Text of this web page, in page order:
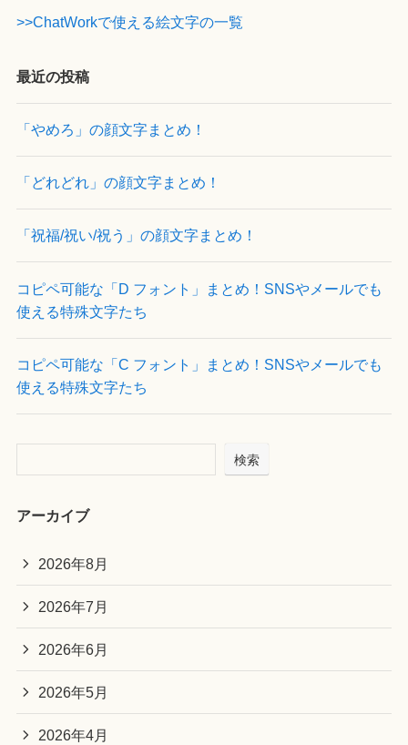
>>ChatWorkで使える絵文字の一覧
最近の投稿
「やめろ」の顔文字まとめ！
「どれどれ」の顔文字まとめ！
「祝福/祝い/祝う」の顔文字まとめ！
コピペ可能な「D フォント」まとめ！SNSやメールでも
使える特殊文字たち
コピペ可能な「C フォント」まとめ！SNSやメールでも
使える特殊文字たち
検索
アーカイブ
2026年8月
2026年7月
2026年6月
2026年5月
2026年4月